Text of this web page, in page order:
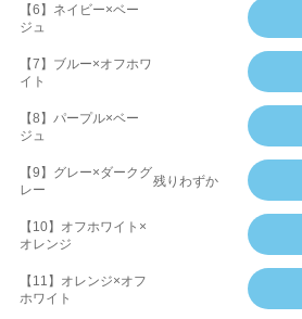
【6】ネイビー×ベー
ジュ
【7】ブルー×オフホワ
イト
【8】パープル×ベー
ジュ
【9】グレー×ダークグ
レー
残りわずか
【10】オフホワイト×
オレンジ
【11】オレンジ×オフ
ホワイト